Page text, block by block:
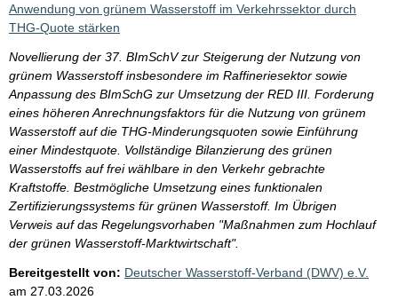
Anwendung von grünem Wasserstoff im Verkehrssektor durch
THG-Quote stärken
Novellierung der 37. BImSchV zur Steigerung der Nutzung von
grünem Wasserstoff insbesondere im Raffineriesektor sowie
Anpassung des BImSchG zur Umsetzung der RED III. Forderung
eines höheren Anrechnungsfaktors für die Nutzung von grünem
Wasserstoff auf die THG-Minderungsquoten sowie Einführung
einer Mindestquote. Vollständige Bilanzierung des grünen
Wasserstoffs auf frei wählbare in den Verkehr gebrachte
Kraftstoffe. Bestmögliche Umsetzung eines funktionalen
Zertifizierungssystems für grünen Wasserstoff. Im Übrigen
Verweis auf das Regelungsvorhaben "Maßnahmen zum Hochlauf
der grünen Wasserstoff-Marktwirtschaft".
Bereitgestellt von: Deutscher Wasserstoff-Verband (DWV) e.V.
am 27.03.2026